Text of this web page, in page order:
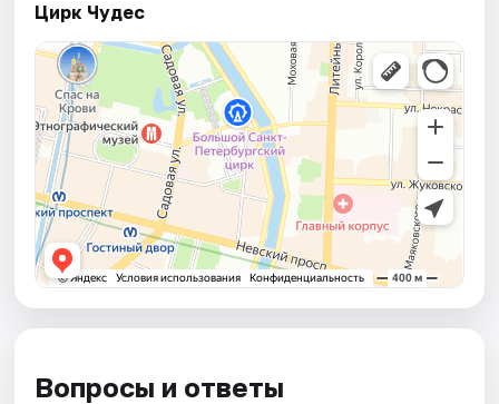
Цирк Чудес
Вопросы и ответы